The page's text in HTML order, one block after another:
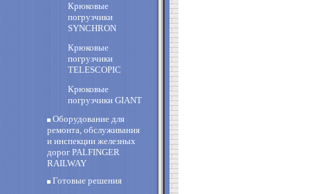
Крюковые
погрузчики
SYNCHRON
Крюковые
погрузчики
TELESCOPIC
Крюковые
погрузчики GIANT
Оборудование для
ремонта, обслуживания
и инспекции железных
дорог PALFINGER
RAILWAY
Готовые решения